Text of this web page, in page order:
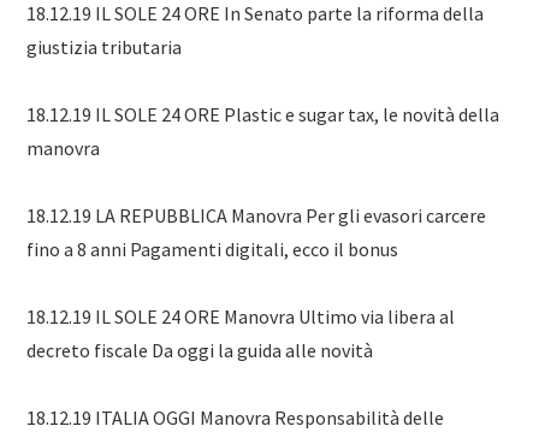
18.12.19 IL SOLE 24 ORE In Senato parte la riforma della
giustizia tributaria
18.12.19 IL SOLE 24 ORE Plastic e sugar tax, le novità della
manovra
18.12.19 LA REPUBBLICA Manovra Per gli evasori carcere
fino a 8 anni Pagamenti digitali, ecco il bonus
18.12.19 IL SOLE 24 ORE Manovra Ultimo via libera al
decreto fiscale Da oggi la guida alle novità
18.12.19 ITALIA OGGI Manovra Responsabilità delle